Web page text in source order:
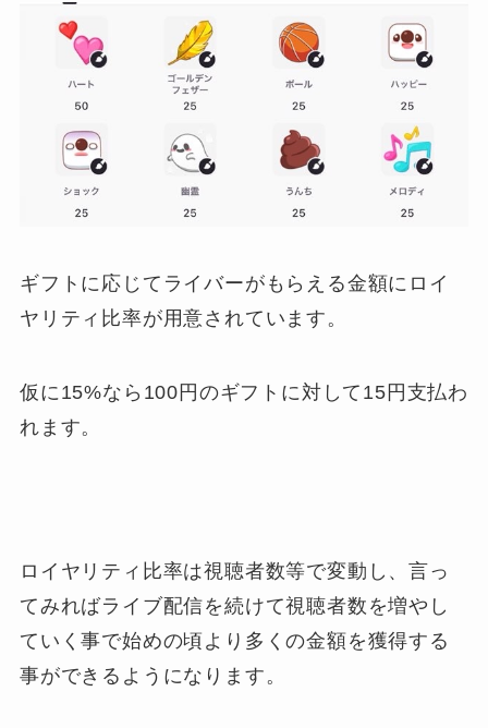
ギフトに応じてライバーがもらえる金額にロイ
ヤリティ比率が用意されています。
仮に15%なら100円のギフトに対して15円支払わ
れます。
ロイヤリティ比率は視聴者数等で変動し、言っ
てみればライブ配信を続けて視聴者数を増やし
ていく事で始めの頃より多くの金額を獲得する
事ができるようになります。